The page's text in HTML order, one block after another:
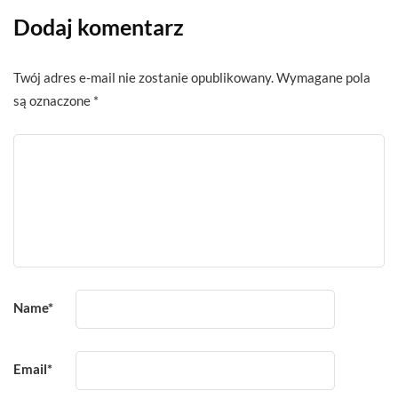
Dodaj komentarz
Twój adres e-mail nie zostanie opublikowany.Wymagane pola
są oznaczone *
Name*
Email*